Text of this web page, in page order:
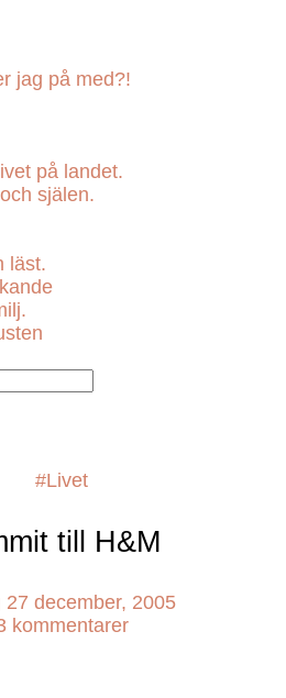
jag på med?!
på landet.
själen.
läst.
#Livet
till H&M
27 december, 2005
kommentarer